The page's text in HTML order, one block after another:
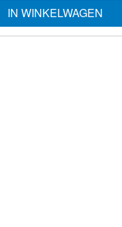
IN WINKELWAGEN